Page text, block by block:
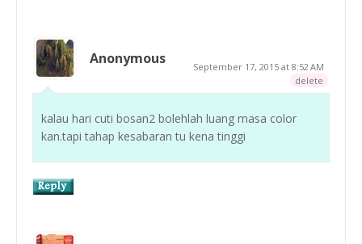
Anonymous
September 17, 2015 at 8:52 AM
delete
kalau hari cuti bosan2 bolehlah luang masa color
kan.tapi tahap kesabaran tu kena tinggi